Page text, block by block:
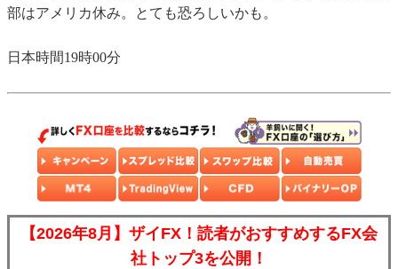
部はアメリカ休み。とても恐ろしいかも。
日本時間19時00分
【2026年8月】ザイFX！読者がおすすめするFX会
社トップ3を公開！